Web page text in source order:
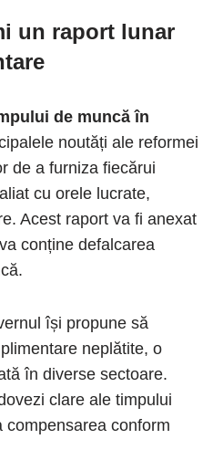
un raport lunar
de muncă în
noutăți ale reformei
de a furniza fiecărui
cu orele lucrate,
Acest raport va fi anexat
conține defalcarea
își propune să
neplătite, o
în diverse sectoare.
clare ale timpului
compensarea conform